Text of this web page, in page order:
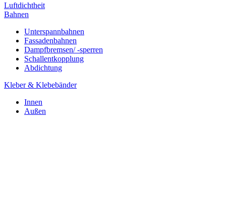
Luftdichtheit
Bahnen
Unterspannbahnen
Fassadenbahnen
Dampfbremsen/ -sperren
Schallentkopplung
Abdichtung
Kleber & Klebebänder
Innen
Außen